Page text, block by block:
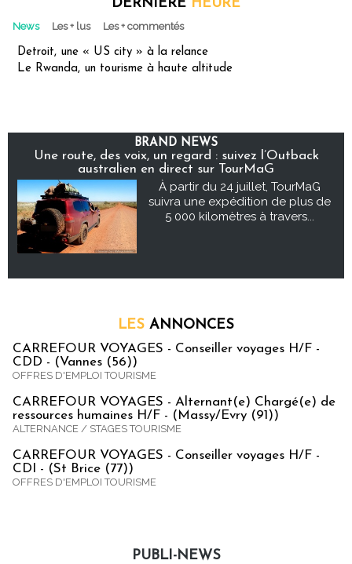
DERNIÈRE HEURE
News Les + lus Les + commentés
Detroit, une « US city » à la relance
Le Rwanda, un tourisme à haute altitude
BRAND NEWS
Une route, des voix, un regard : suivez l’Outback
australien en direct sur TourMaG
À partir du 24 juillet, TourMaG
suivra une expédition de plus de
5 000 kilomètres à travers...
LES ANNONCES
CARREFOUR VOYAGES - Conseiller voyages H/F -
CDD - (Vannes (56))
OFFRES D'EMPLOI TOURISME
CARREFOUR VOYAGES - Alternant(e) Chargé(e) de
ressources humaines H/F - (Massy/Evry (91))
ALTERNANCE / STAGES TOURISME
CARREFOUR VOYAGES - Conseiller voyages H/F -
CDI - (St Brice (77))
OFFRES D'EMPLOI TOURISME
PUBLI-NEWS